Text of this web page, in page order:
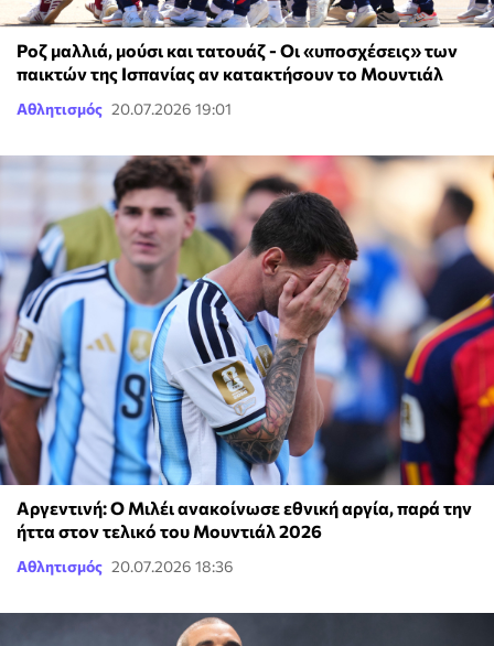
Ροζ μαλλιά, μούσι και τατουάζ - Οι «υποσχέσεις» των
παικτών της Ισπανίας αν κατακτήσουν το Μουντιάλ
Αθλητισμός 20.07.2026 19:01
Αργεντινή: Ο Μιλέι ανακοίνωσε εθνική αργία, παρά την
ήττα στον τελικό του Μουντιάλ 2026
Αθλητισμός 20.07.2026 18:36